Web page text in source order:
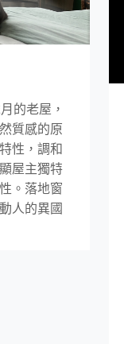
的老屋，
質感的原
性，調和
屋主獨特
。落地窗
人的異國